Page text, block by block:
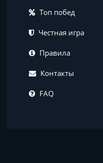
Топ побед
Честная игра
Правила
Контакты
FAQ